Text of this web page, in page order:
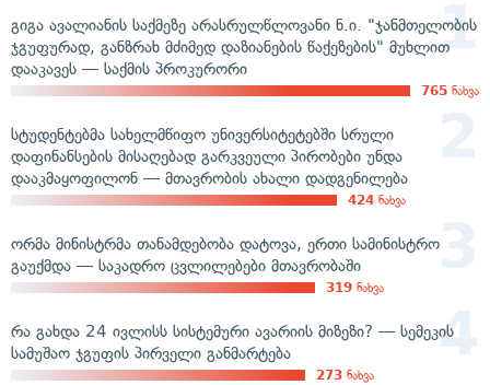
გიგა ავალიანის საქმეზე არასრულწლოვანი ნ.ი. "ჯანმთელობის
ჯგუფურად, განზრახ მძიმედ დაზიანების წაქეზების" მუხლით
დააკავეს — საქმის პროკურორი
765 ნახვა
სტუდენტებმა სახელმწიფო უნივერსიტეტებში სრული
დაფინანსების მისაღებად გარკვეული პირობები უნდა
დააკმაყოფილონ — მთავრობის ახალი დადგენილება
424 ნახვა
ორმა მინისტრმა თანამდებობა დატოვა, ერთი სამინისტრო
გაუქმდა — საკადრო ცვლილებები მთავრობაში
319 ნახვა
რა გახდა 24 ივლისს სისტემური ავარიის მიზეზი? — სემეკის
სამუშაო ჯგუფის პირველი განმარტება
273 ნახვა